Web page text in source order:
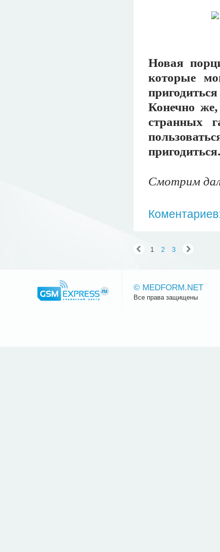
Новая
которые
Конечно
странных
пригодиться.
Смотрим
1 2 3
© MEDFORM.NET
Все права защищены